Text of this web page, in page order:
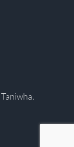
Taniwha.